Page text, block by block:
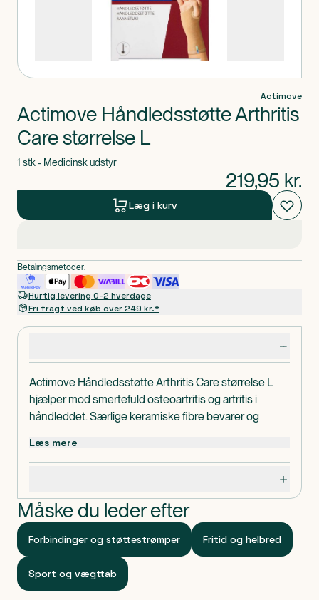
Actimove Håndledsstøtte Arthritis Care størrelse L
hjælper mod smertefuld osteoartritis og artritis i
håndleddet. Særlige keramiske fibre bevarer og
som bidrager til smertelindring.
Terapeutisk varmebehandling fremmer cirkulation
tilbagevenden til daglige aktiviteter.
Actimove Håndledsstøtte Arthritis Care størrelse L er
lavet uden latex.
Omkreds: 17-19 cm.
Indeholder
1 stk. Actimove Håndledsstøtte Arthritis Care størrelse
Læs mere
Måske du leder efter
Forbindinger og støttestrømper Fritid og helbred
Sport og vægttab
Actimove
Actimove Håndledsstøtte Arthritis
Care størrelse L
1 stk - Medicinsk udstyr
219,95 kr.
Læg i kurv
Betalingsmetoder:
Hurtig levering 0-2 hverdage
Fri fragt ved køb over 249 kr.*